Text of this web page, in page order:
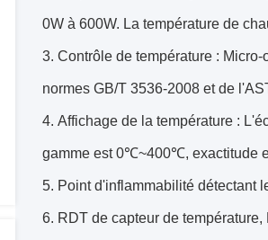
0W à 600W. La température de
3. Contrôle de température :
normes GB/T 3536-2008 et de
4. Affichage de la température :
gamme est 0℃~400℃, exactitude
5. Point d'inflammabilité détectant
6. RDT de capteur de température,